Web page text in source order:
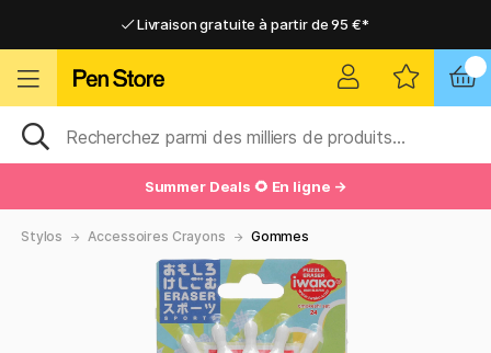
Livraison gratuite à partir de 95 €*
Livraison domicile ou point relais
Livraison gratuite à partir de 95 €*
Livraison domicile ou point relais
Summer Deals 🌻 En ligne →
Stylos Accessoires Crayons Gommes